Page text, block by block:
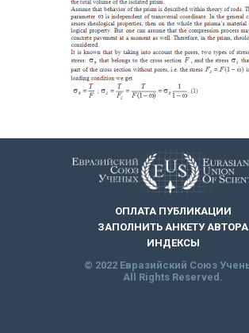
ОПЛАТА ПУБЛИКАЦИИ
ЗАПОЛНИТЬ АНКЕТУ АВТОРА
ИНДЕКСЫ
© 2022 Евразийский Союз
All Rights Reserved.